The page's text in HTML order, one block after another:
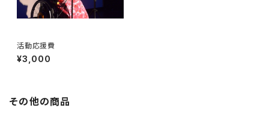
活動応援費
¥3,000
その他の商品